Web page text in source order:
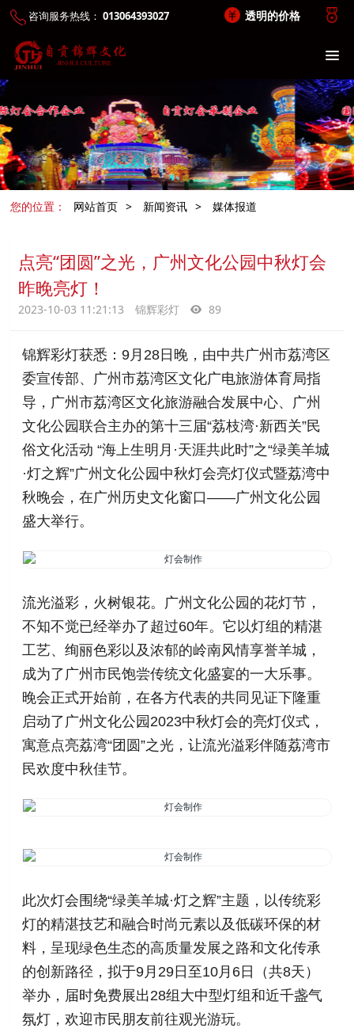
咨询服务热线： 013064393027 透明的价格
您的位置： 网站首页 > 新闻资讯 > 媒体报道
点亮“团圆”之光，广州文化公园中秋灯会
昨晚亮灯！
2023-10-03 11:21:13 锦辉彩灯 89
锦辉彩灯获悉：9月28日晚，由中共广州市荔湾区
委宣传部、广州市荔湾区文化广电旅游体育局指
导，广州市荔湾区文化旅游融合发展中心、广州
文化公园联合主办的第十三届“荔枝湾·新西关”民
俗文化活动 “海上生明月·天涯共此时”之“绿美羊城
·灯之辉”广州文化公园中秋灯会亮灯仪式暨荔湾中
秋晚会，在广州历史文化窗口——广州文化公园
盛大举行。
流光溢彩，火树银花。广州文化公园的花灯节，
不知不觉已经举办了超过60年。它以灯组的精湛
工艺、绚丽色彩以及浓郁的岭南风情享誉羊城，
成为了广州市民饱尝传统文化盛宴的一大乐事。
晚会正式开始前，在各方代表的共同见证下隆重
启动了广州文化公园2023中秋灯会的亮灯仪式，
寓意点亮荔湾“团圆”之光，让流光溢彩伴随荔湾市
民欢度中秋佳节。
此次灯会围绕“绿美羊城·灯之辉”主题，以传统彩
灯的精湛技艺和融合时尚元素以及低碳环保的材
料，呈现绿色生态的高质量发展之路和文化传承
的创新路径，拟于9月29日至10月6日（共8天）
举办，届时免费展出28组大中型灯组和近千盏气
氛灯，欢迎市民朋友前往观光游玩。